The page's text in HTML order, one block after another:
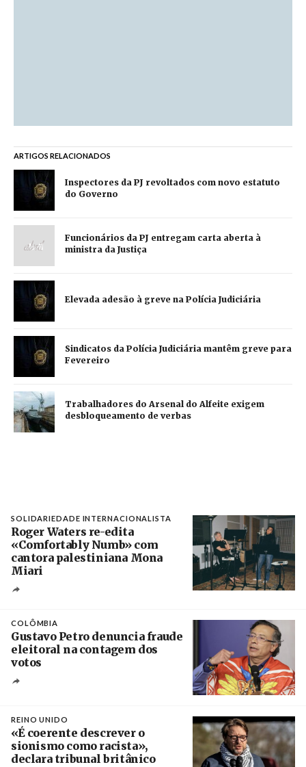
ARTIGOS RELACIONADOS
Inspectores da PJ revoltados com novo estatuto
do Governo
Funcionários da PJ entregam carta aberta à
ministra da Justiça
Elevada adesão à greve na Polícia Judiciária
Sindicatos da Polícia Judiciária mantêm greve para
Fevereiro
Trabalhadores do Arsenal do Alfeite exigem
desbloqueamento de verbas
SOLIDARIEDADE INTERNACIONALISTA
Roger Waters re-edita
«Comfortably Numb» com
cantora palestiniana Mona
Miari
COLÔMBIA
Gustavo Petro denuncia fraude
eleitoral na contagem dos
votos
REINO UNIDO
«É coerente descrever o
sionismo como racista»,
declara tribunal britânico